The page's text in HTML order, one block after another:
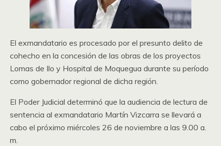
El exmandatario es procesado por el presunto delito de
cohecho en la concesión de las obras de los proyectos
Lomas de Ilo y Hospital de Moquegua durante su período
como gobernador regional de dicha región.
El Poder Judicial determinó que la audiencia de lectura de
sentencia al exmandatario Martín Vizcarra se llevará a
cabo el próximo miércoles 26 de noviembre a las 9.00 a.
m.